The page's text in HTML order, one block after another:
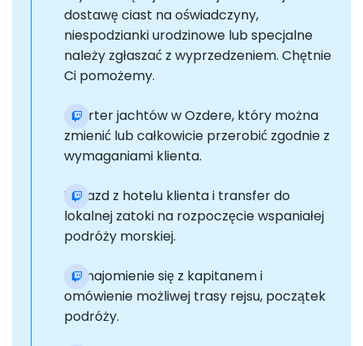
dostawę ciast na oświadczyny,
niespodzianki urodzinowe lub specjalne
należy zgłaszać z wyprzedzeniem. Chętnie
Ci pomożemy.
Czarter jachtów w Ozdere, który można
zmienić lub całkowicie przerobić zgodnie z
wymaganiami klienta.
Wyjazd z hotelu klienta i transfer do
lokalnej zatoki na rozpoczęcie wspaniałej
podróży morskiej.
Zaznajomienie się z kapitanem i
omówienie możliwej trasy rejsu, początek
podróży.